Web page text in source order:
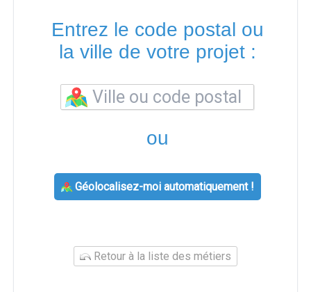
Entrez le code postal ou
la ville de votre projet :
ou
Géolocalisez-moi automatiquement !
Retour à la liste des métiers